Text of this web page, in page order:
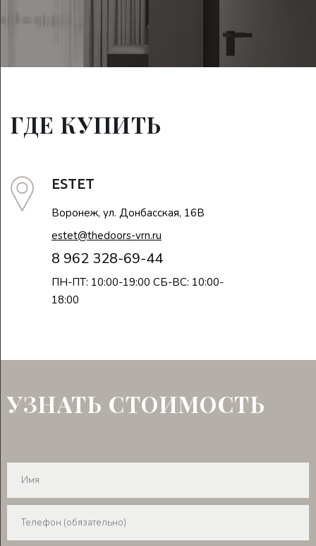
ГДЕ КУПИТЬ
ESTET
Воронеж, ул. Донбасская, 16В
estet@thedoors-vrn.ru
8 962 328-69-44
ПН-ПТ: 10:00-19:00 СБ-ВС: 10:00-
18:00
УЗНАТЬ СТОИМОСТЬ